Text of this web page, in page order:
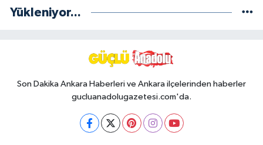
Yükleniyor...
Son Dakika Ankara Haberleri ve Ankara ilçelerinden haberler
gucluanadolugazetesi.com'da.